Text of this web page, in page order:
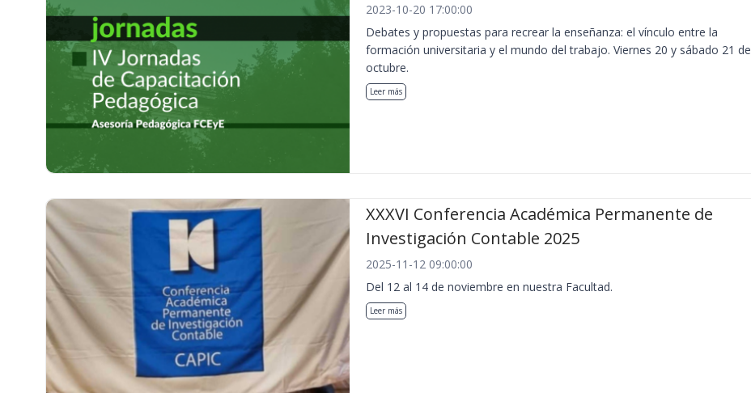
2023-10-20 17:00:00
Debates y propuestas para recrear la enseñanza: el vínculo entre la
formación universitaria y el mundo del trabajo. Viernes 20 y sábado 21 de
octubre.
Leer más
XXXVI Conferencia Académica Permanente de
Investigación Contable 2025
2025-11-12 09:00:00
Del 12 al 14 de noviembre en nuestra Facultad.
Leer más